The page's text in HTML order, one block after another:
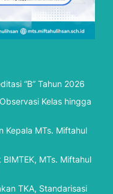
“B” Tahun 2026
Kelas hingga
Kepala MTs. Miftahul
MTs. Miftahul
TKA, Standarisasi